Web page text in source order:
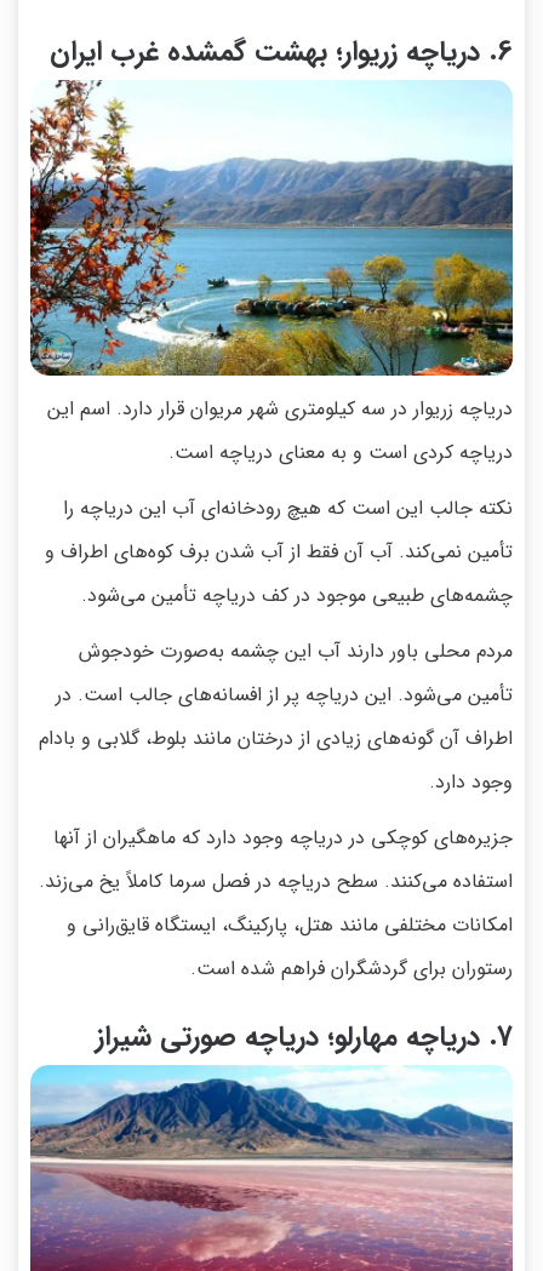
6. دریاچه زریوار؛ بهشت گمشده غرب ایران
دریاچه زریوار در سه کیلومتری شهر مریوان قرار دارد. اسم این
دریاچه کردی است و به معنای دریاچه است.
نکته جالب این است که هیچ رودخانه‌ای آب این دریاچه را
تأمین نمی‌کند. آب آن فقط از آب شدن برف کوه‌های اطراف و
چشمه‌های طبیعی موجود در کف دریاچه تأمین می‌شود.
مردم محلی باور دارند آب این چشمه به‌صورت خودجوش
تأمین می‌شود. این دریاچه پر از افسانه‌های جالب است. در
اطراف آن گونه‌های زیادی از درختان مانند بلوط، گلابی و بادام
وجود دارد.
جزیره‌های کوچکی در دریاچه وجود دارد که ماهگیران از آنها
استفاده می‌کنند. سطح دریاچه در فصل سرما کاملاً یخ می‌زند.
امکانات مختلفی مانند هتل، پارکینگ، ایستگاه قایق‌رانی و
رستوران برای گردشگران فراهم شده است.
7. دریاچه مهارلو؛ دریاچه صورتی شیراز